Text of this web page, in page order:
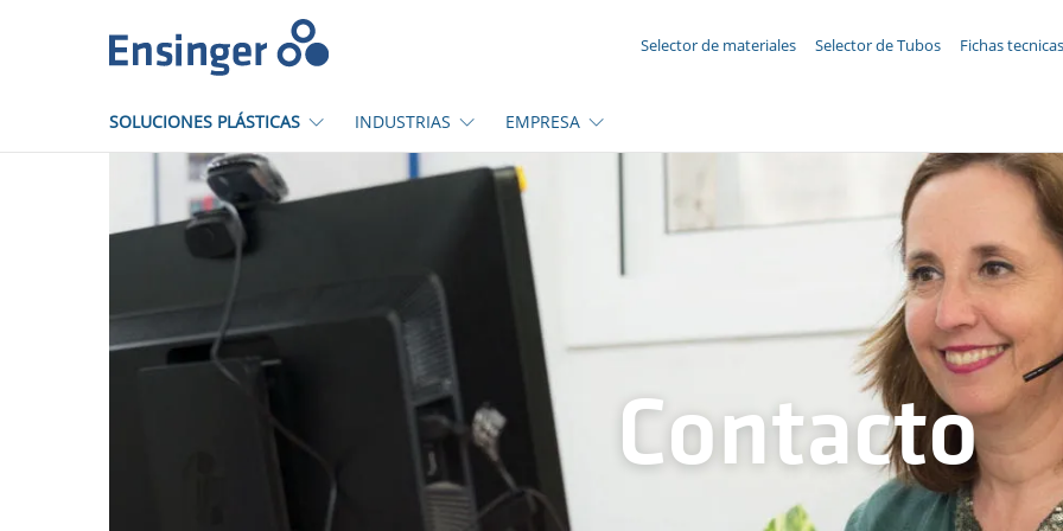
Selector de materiales Selector de Tubos Fichas tecnicas
SOLUCIONES PLÁSTICAS INDUSTRIAS EMPRESA
Contacto